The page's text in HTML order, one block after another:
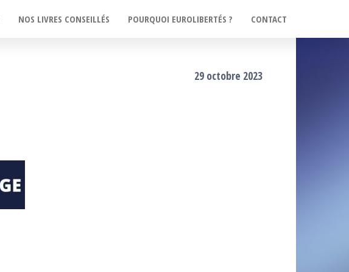
NOS LIVRES CONSEILLÉS POURQUOI EUROLIBERTÉS ? CONTACT
29 octobre 2023